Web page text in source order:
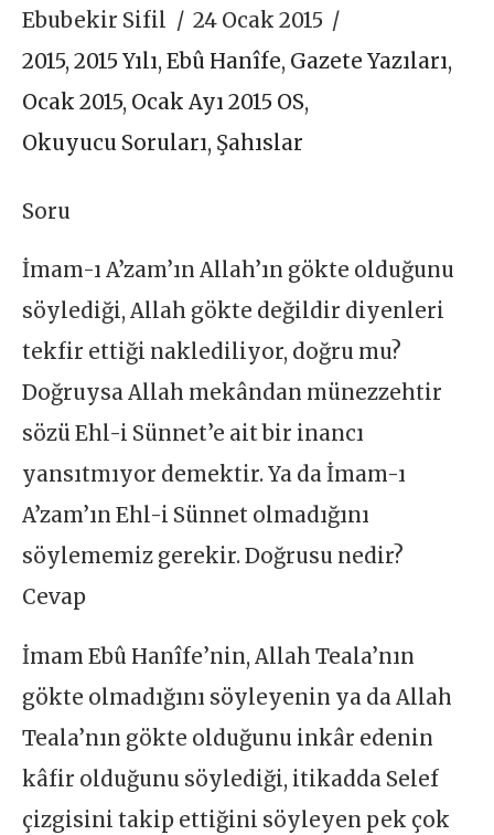
Ebubekir Sifil
24 Ocak 2015
2015,2015 Yılı,Ebû Hanîfe, Gazete Yazıları,
Ocak 2015, Ocak Ayı 2015 OS,
Okuyucu Soruları, Şahıslar
Soru
İmam-ı A’zam’ın Allah’ın gökte olduğunu
söylediği, Allah gökte değildir diyenleri
tekfir ettiği naklediliyor, doğru mu?
Doğruysa Allah mekândan münezzehtir
sözü Ehl-i Sünnet’e ait bir inancı
yansıtmıyor demektir. Ya da İmam-ı
A’zam’ın Ehl-i Sünnet olmadığını
söylememiz gerekir. Doğrusu nedir?
Cevap
İmam Ebû Hanîfe’nin, Allah Teala’nın
gökte olmadığını söyleyenin ya da Allah
Teala’nın gökte olduğunu inkâr edenin
kâfir olduğunu söylediği, itikadda Selef
çizgisini takip ettiğini söyleyen pek çok